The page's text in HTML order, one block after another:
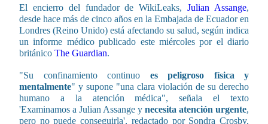
El encierro del fundador de WikiLeaks,Julian Assange,
desde hace más de cinco años en la Embajada de Ecuador en
Londres (Reino Unido) está afectando su salud, según indica
un informe médico publicado este miércoles por el diario
británico The Guardian.
"Su confinamiento continuo es peligroso física y
mentalmente" y supone "una clara violación de su derecho
humano a la atención médica", señala el texto
'Examinamos a Julian Assange y necesita atención urgente,
pero no puede conseguirla', redactado por Sondra Crosby,